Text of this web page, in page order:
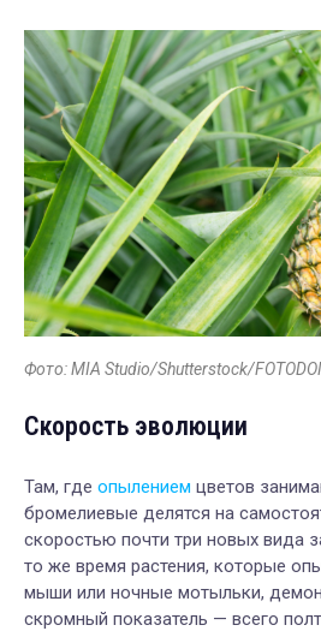
Фото: MIA Studio/Shutterstock/
Скорость эволюции
Там, где опылением цветов
бромелиевые делятся на
скоростью почти три новых вида
то же время растения, которые
мыши или ночные мотыльки,
скромный показатель — всего